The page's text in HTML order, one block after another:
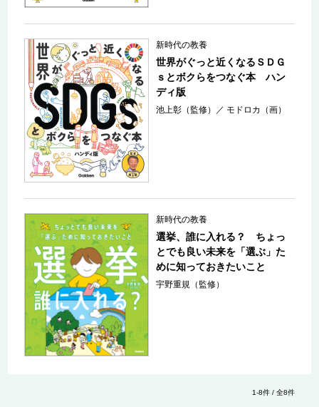
新時代の教養
世界がぐっと近くなるＳＤＧ
ｓとボクらをつなぐ本 ハン
ディ版
池上彰（監修） ／ モドロカ（画）
新時代の教養
選挙、誰に入れる？ ちょっ
とでも良い未来を「選ぶ」た
めに知っておきたいこと
宇野重規（監修）
1-8件 / 全8件